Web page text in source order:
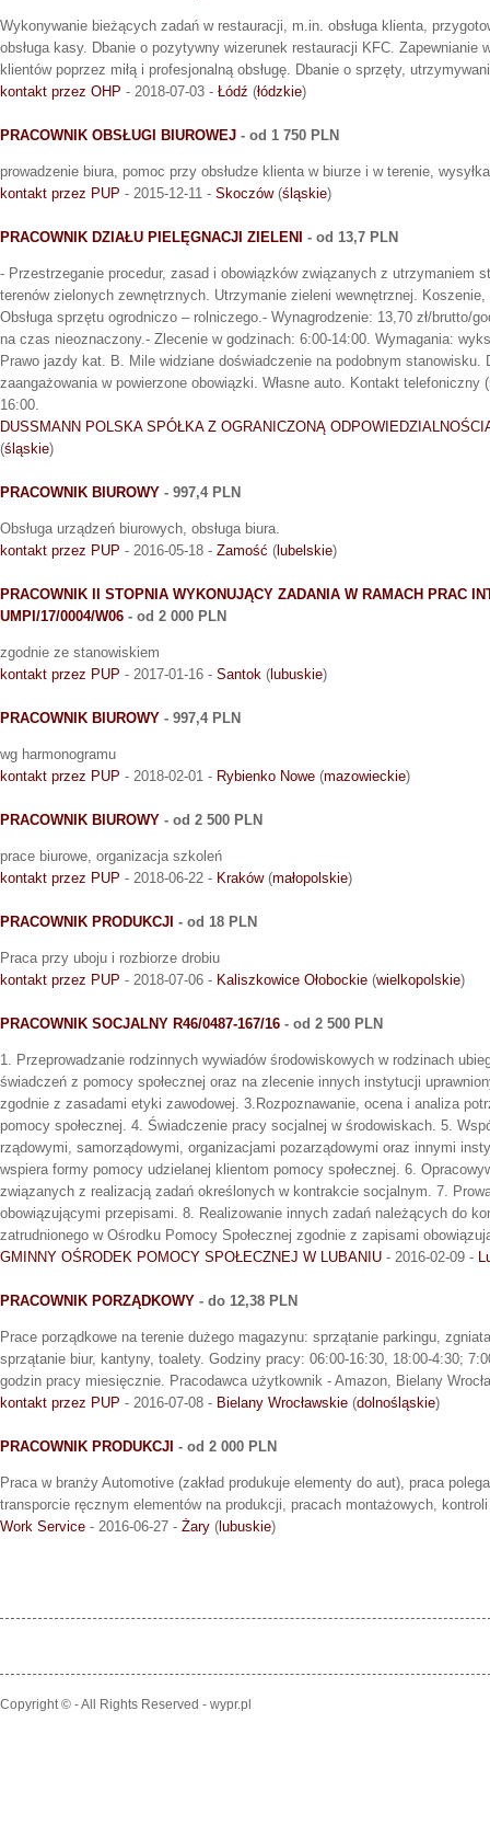
Wykonywanie bieżących zadań w restauracji, m.in. obsługa klienta,
obsługa kasy. Dbanie o pozytywny wizerunek restauracji KFC. Zapewnianie
klientów poprzez miłą i profesjonalną obsługę. Dbanie o sprzęty,
kontakt przez OHP - 2018-07-03 - Łódź (łódzkie)
PRACOWNIK OBSŁUGI BIUROWEJ - od 1 750 PLN
prowadzenie biura, pomoc przy obsłudze klienta w biurze i w terenie,
kontakt przez PUP - 2015-12-11 - Skoczów(śląskie)
PRACOWNIK DZIAŁU PIELĘGNACJI ZIELENI - od 13,7 PLN
- Przestrzeganie procedur, zasad i obowiązków związanych z utrzymaniem
terenów zielonych zewnętrznych. Utrzymanie zieleni wewnętrznej.
Obsługa sprzętu ogrodniczo – rolniczego.- Wynagrodzenie: 13,70 zł/brutto/
na czas nieoznaczony.- Zlecenie w godzinach: 6:00-14:00. Wymagania:
Prawo jazdy kat. B. Mile widziane doświadczenie na podobnym stanowisku.
zaangażowania w powierzone obowiązki. Własne auto. Kontakt telefoniczny
16:00.
DUSSMANN POLSKA SPÓŁKA Z OGRANICZONĄ
(śląskie)
PRACOWNIK BIUROWY - 997,4 PLN
Obsługa urządzeń biurowych, obsługa biura.
kontakt przez PUP - 2016-05-18 - Zamość (lubelskie)
PRACOWNIK II STOPNIA WYKONUJĄCY ZADANIA W RAMACH PRAC
UMPI/17/0004/W06 - od 2 000 PLN
zgodnie ze stanowiskiem
kontakt przez PUP - 2017-01-16 - Santok (lubuskie)
PRACOWNIK BIUROWY - 997,4 PLN
wg harmonogramu
kontakt przez PUP - 2018-02-01 - Rybienko Nowe (mazowieckie)
PRACOWNIK BIUROWY - od 2 500 PLN
prace biurowe, organizacja szkoleń
kontakt przez PUP - 2018-06-22 - Kraków(małopolskie)
PRACOWNIK PRODUKCJI - od 18 PLN
Praca przy uboju i rozbiorze drobiu
kontakt przez PUP - 2018-07-06 - Kaliszkowice Ołobockie (wielkopolskie)
PRACOWNIK SOCJALNY R46/0487-167/16 - od 2 500 PLN
1. Przeprowadzanie rodzinnych wywiadów środowiskowych w rodzinach
świadczeń z pomocy społecznej oraz na zlecenie innych instytucji
zgodnie z zasadami etyki zawodowej. 3.Rozpoznawanie, ocena i analiza
pomocy społecznej. 4. Świadczenie pracy socjalnej w środowiskach. 5.
rządowymi, samorządowymi, organizacjami pozarządowymi oraz innymi
wspiera formy pomocy udzielanej klientom pomocy społecznej. 6.
związanych z realizacją zadań określonych w kontrakcie socjalnym. 7.
obowiązującymi przepisami. 8. Realizowanie innych zadań należących do
zatrudnionego w Ośrodku Pomocy Społecznej zgodnie z zapisami
GMINNY OŚRODEK POMOCY SPOŁECZNEJ W LUBANIU - 2016-02-09 -
PRACOWNIK PORZĄDKOWY - do 12,38 PLN
Prace porządkowe na terenie dużego magazynu: sprzątanie parkingu,
sprzątanie biur, kantyny, toalety. Godziny pracy: 06:00-16:30, 18:00-4:30;
godzin pracy miesięcznie. Pracodawca użytkownik - Amazon, Bielany
kontakt przez PUP - 2016-07-08 - Bielany Wrocławskie (dolnośląskie)
PRACOWNIK PRODUKCJI - od 2 000 PLN
Praca w branży Automotive (zakład produkuje elementy do aut), praca
transporcie ręcznym elementów na produkcji, pracach montażowych,
Work Service - 2016-06-27 - Żary (lubuskie)
Copyright © - All Rights Reserved - wypr.pl